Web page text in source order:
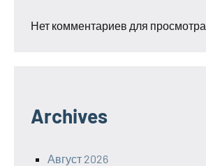
Нет комментариев для просмотра.
Archives
Август 2026